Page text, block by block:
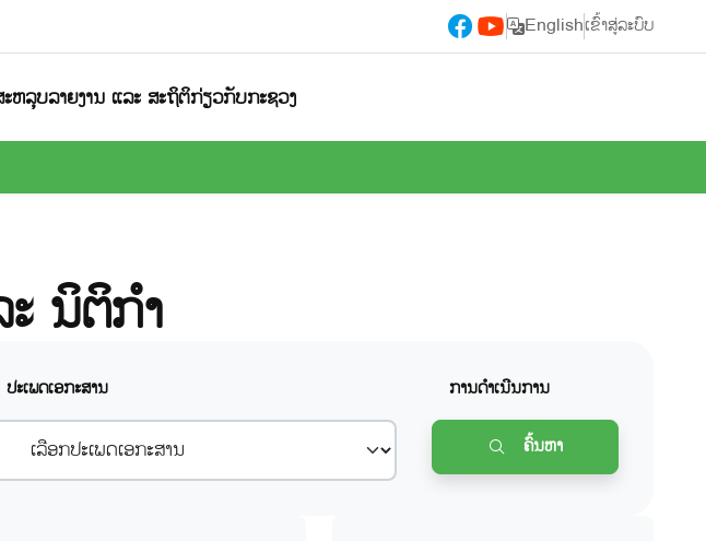
Englishເຂົ້າສູ່ລະບົບ
ຫລຸບລາຍງານ ແລະ ສະຖິຕິກ່ຽວກັບກະຊວງ
ນິຕິກຳ
ປະເພດເອກະສານ ການດຳເນີນການ
ຄົ້ນຫາ